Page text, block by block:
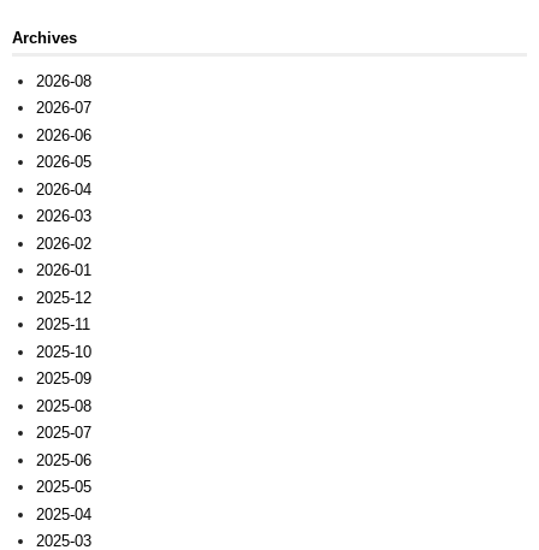
Archives
2026-08
2026-07
2026-06
2026-05
2026-04
2026-03
2026-02
2026-01
2025-12
2025-11
2025-10
2025-09
2025-08
2025-07
2025-06
2025-05
2025-04
2025-03